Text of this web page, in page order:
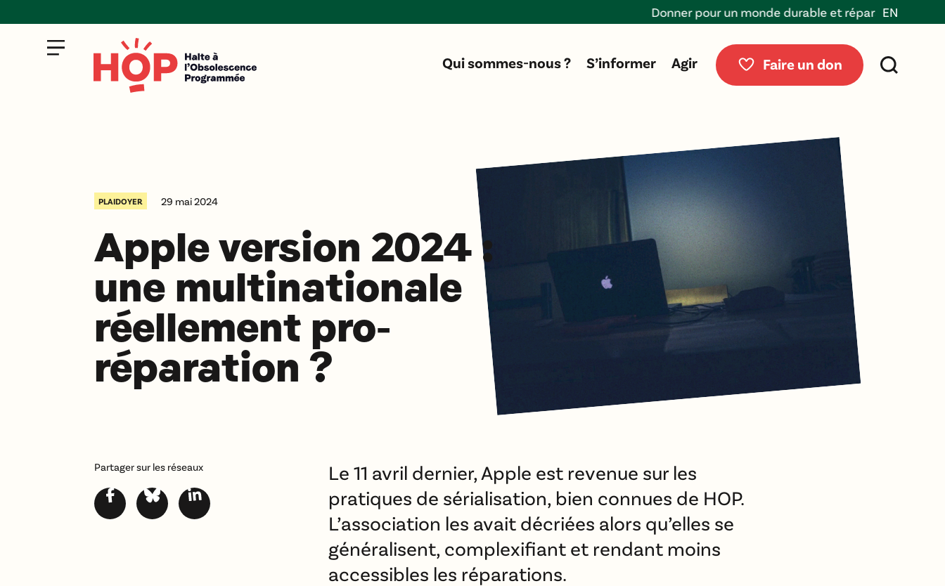
Donner pour un monde durable et réparable EN
Qui sommes-nous ? S’informer Agir Faire un don
PLAIDOYER 29 mai 2024
Apple version 2024 :
une multinationale
réellement pro-
réparation ?
Partager sur les réseaux
Le 11 avril dernier, Apple est revenue sur les
pratiques de sérialisation, bien connues de HOP.
L’association les avait décriées alors qu’elles se
généralisent, complexifiant et rendant moins
accessibles les réparations.